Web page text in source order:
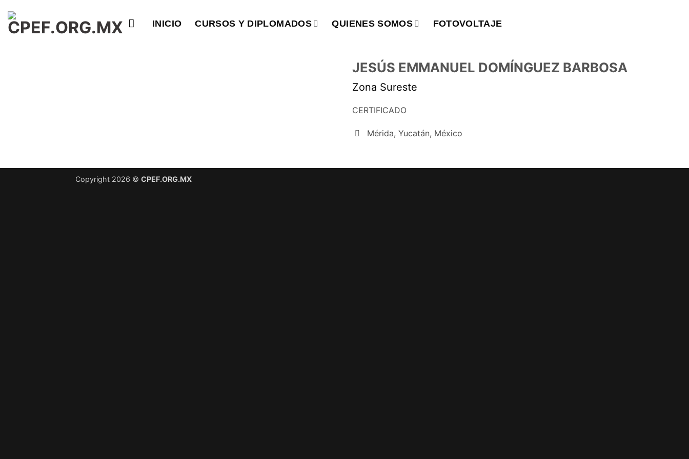
contenido
INICIO CURSOS Y DIPLOMADOS QUIENES SOMOS FOTOVOLTAJE
JESÚS EMMANUEL DOMÍNGUEZ BARBOSA
Zona Sureste
CERTIFICADO
Mérida, Yucatán, México
Copyright 2026 © CPEF.ORG.MX